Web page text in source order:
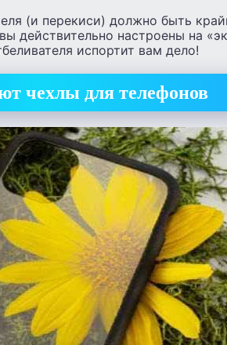
(и перекиси) должно быть
действительно настроены на
испортит вам дело!
чехлы для телефонов